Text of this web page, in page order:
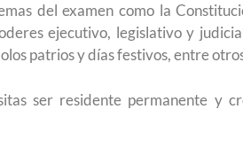
del examen como la
ejecutivo, legislativo y
patrios y días festivos, entre
ser residente permanente y